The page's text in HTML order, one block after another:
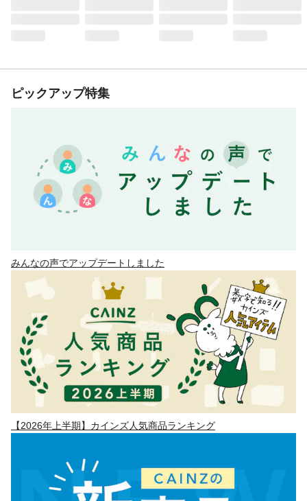
ピックアップ特集
みんなの声でアップデートしました
【2026年上半期】カインズ人気商品ランキング